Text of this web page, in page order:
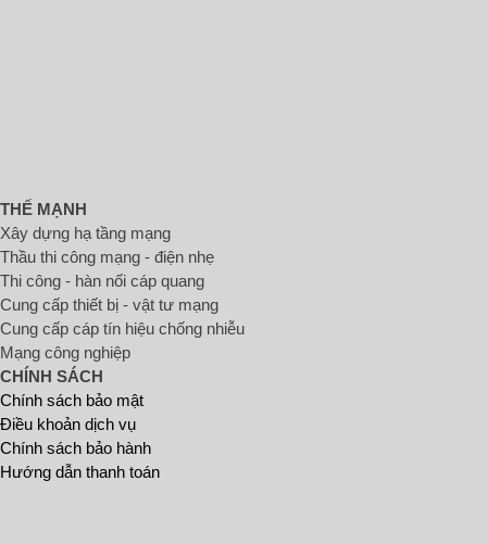
THẾ MẠNH
Xây dựng hạ tầng mạng
Thầu thi công mạng - điện nhẹ
Thi công - hàn nối cáp quang
Cung cấp thiết bị - vật tư mạng
Cung cấp cáp tín hiệu chống nhiễu
Mạng công nghiệp
CHÍNH SÁCH
Chính sách bảo mật
Điều khoản dịch vụ
Chính sách bảo hành
Hướng dẫn thanh toán